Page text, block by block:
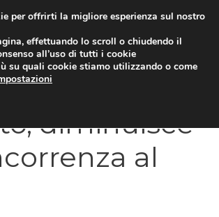
diminuisce
al
per offrirti la migliore esperienza sul nostro
effettuando lo scroll o chiudendo il
all’uso di tutti i cookie
su quali cookie stiamo utilizzando o come